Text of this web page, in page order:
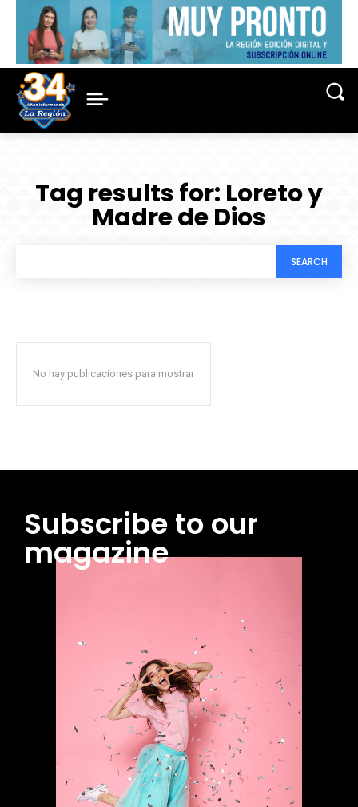
Tag results for: Loreto y
Madre de Dios
SEARCH
No hay publicaciones para mostrar
Subscribe to our
magazine